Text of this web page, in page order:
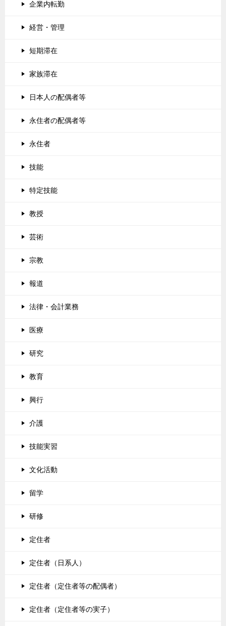
企業内転勤
経営・管理
短期滞在
家族滞在
日本人の配偶者等
永住者の配偶者等
永住者
技能
特定技能
教授
芸術
宗教
報道
法律・会計業務
医療
研究
教育
興行
介護
技能実習
文化活動
留学
研修
定住者
定住者（日系人）
定住者（定住者等の配偶者）
定住者（定住者等の実子）